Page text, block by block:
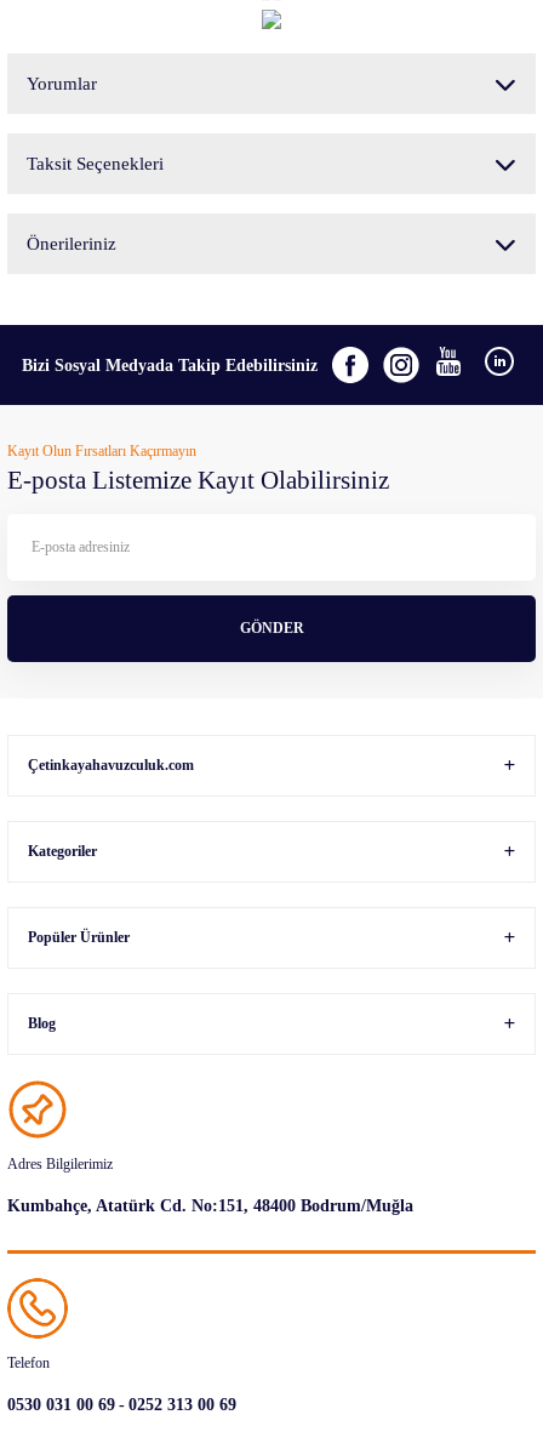
Yorumlar
Taksit Seçenekleri
Önerileriniz
Görüş ve önerileriniz için teşekkür ederiz.
Ürün açıklamasında eksik bilgiler bulunuyor.
Ürün fiyatı diğer sitelerden daha pahalı.
Bizi Sosyal Medyada Takip Edebilirsiniz
Kayıt Olun Fırsatları Kaçırmayın
E-posta Listemize Kayıt Olabilirsiniz
GÖNDER
Çetinkayahavuzculuk.com
Kategoriler
Popüler Ürünler
Blog
Adres Bilgilerimiz
Kumbahçe, Atatürk Cd. No:151, 48400 Bodrum/Muğla
Telefon
0530 031 00 69-0252 313 00 69